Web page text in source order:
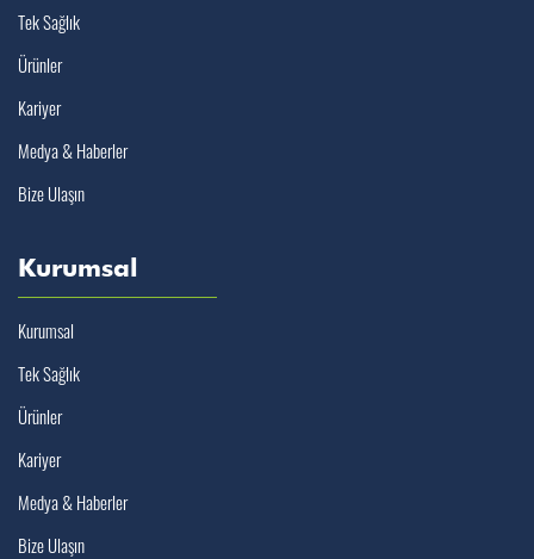
Tek Sağlık
Ürünler
Kariyer
Medya & Haberler
Bize Ulaşın
Kurumsal
Kurumsal
Tek Sağlık
Ürünler
Kariyer
Medya & Haberler
Bize Ulaşın